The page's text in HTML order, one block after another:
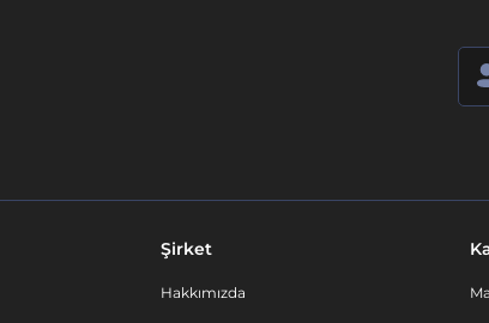
Şirket
Hakkımızda